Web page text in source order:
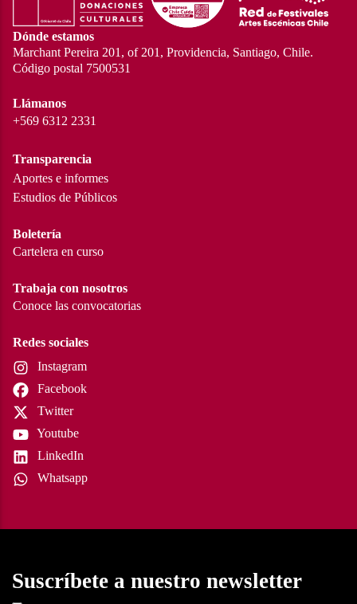
Dónde estamos
Marchant Pereira 201, of 201, Providencia, Santiago, Chile.
Código postal 7500531
Llámanos
+569 6312 2331
Transparencia
Aportes e informes
Estudios de Públicos
Boletería
Cartelera en curso
Trabaja con nosotros
Conoce las convocatorias
Redes sociales
Instagram
Facebook
Twitter
Youtube
LinkedIn
Whatsapp
Suscríbete a nuestro newsletter